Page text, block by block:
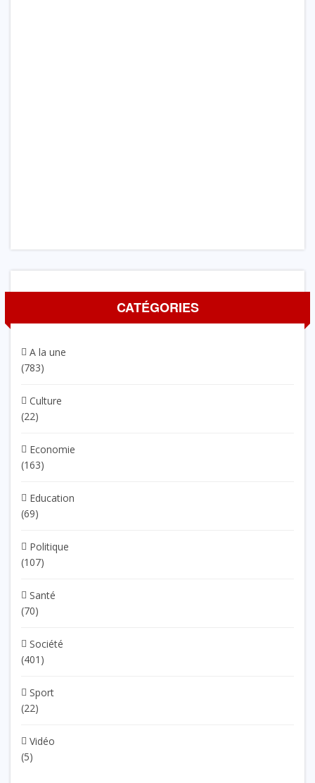
CATÉGORIES
A la une
(783)
Culture
(22)
Economie
(163)
Education
(69)
Politique
(107)
Santé
(70)
Société
(401)
Sport
(22)
Vidéo
(5)